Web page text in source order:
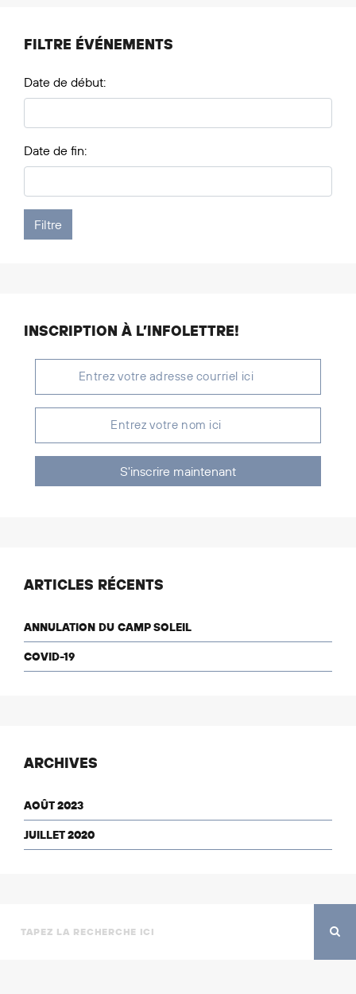
FILTRE ÉVÉNEMENTS
Date de début:
Date de fin:
INSCRIPTION À L’INFOLETTRE!
S'inscrire maintenant
ARTICLES RÉCENTS
ANNULATION DU CAMP SOLEIL
COVID-19
ARCHIVES
AOÛT 2023
JUILLET 2020